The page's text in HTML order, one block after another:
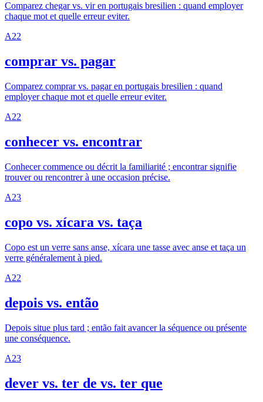
Comparez chegar vs. vir en portugais bresilien : quand employer
chaque mot et quelle erreur eviter.
A22
comprar vs. pagar
Comparez comprar vs. pagar en portugais bresilien : quand
employer chaque mot et quelle erreur eviter.
A22
conhecer vs. encontrar
Conhecer commence ou décrit la familiarité ; encontrar signifie
trouver ou rencontrer à une occasion précise.
A23
copo vs. xícara vs. taça
Copo est un verre sans anse, xícara une tasse avec anse et taça un
verre généralement à pied.
A22
depois vs. então
Depois situe plus tard ; então fait avancer la séquence ou présente
une conséquence.
A23
dever vs. ter de vs. ter que